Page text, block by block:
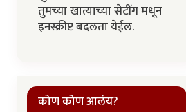
तुमच्या खात्याच्या सेटींग मधून
इनस्क्रीप्ट बदलता येईल.
कोण कोण आलंय?